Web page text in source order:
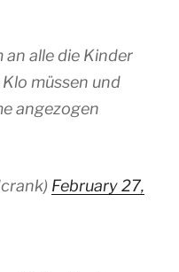
an alle die Kinder
müssen und
angezogen
February 27,